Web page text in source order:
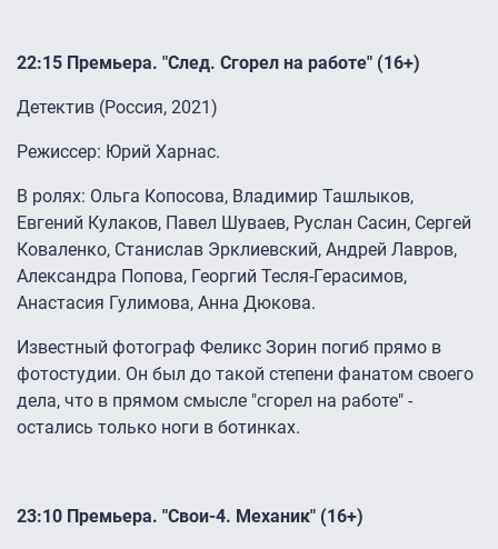
22:15 Премьера. "След. Сгорел на работе" (16+)
Детектив (Россия, 2021)
Режиссер: Юрий Харнас.
В ролях: Ольга Копосова, Владимир Ташлыков,
Евгений Кулаков, Павел Шуваев, Руслан Сасин, Сергей
Коваленко, Станислав Эрклиевский, Андрей Лавров,
Александра Попова, Георгий Тесля-Герасимов,
Анастасия Гулимова, Анна Дюкова.
Известный фотограф Феликс Зорин погиб прямо в
фотостудии. Он был до такой степени фанатом своего
дела, что в прямом смысле "сгорел на работе" -
остались только ноги в ботинках.
23:10 Премьера. "Свои-4. Механик" (16+)